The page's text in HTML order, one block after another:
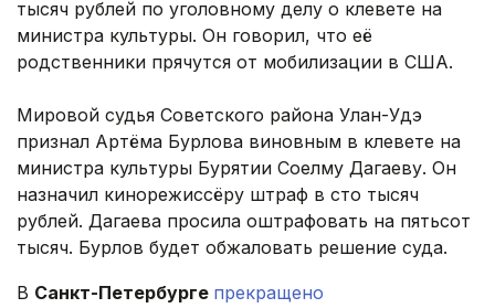
тысяч рублей по уголовному делу о клевете на
министра культуры. Он говорил, что её
родственники прячутся от мобилизации в США.
Мировой судья Советского района Улан-Удэ
признал Артёма Бурлова виновным в клевете на
министра культуры Бурятии Соелму Дагаеву. Он
назначил кинорежиссёру штраф в сто тысяч
рублей. Дагаева просила оштрафовать на пятьсот
тысяч. Бурлов будет обжаловать решение суда.
В Санкт-Петербурге прекращено